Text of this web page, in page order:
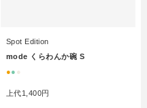
Spot Edition
mode くらわんか碗 S
●● ●
上代1,400円